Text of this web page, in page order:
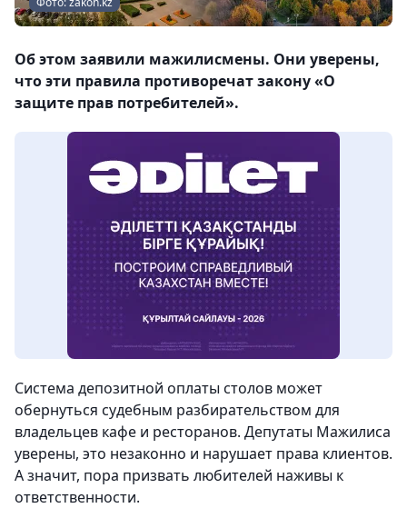
Об этом заявили мажилисмены. Они уверены,
что эти правила противоречат закону «О
защите прав потребителей».
Система депозитной оплаты столов может
обернуться судебным разбирательством для
владельцев кафе и ресторанов. Депутаты Мажилиса
уверены, это незаконно и нарушает права клиентов.
А значит, пора призвать любителей наживы к
ответственности.